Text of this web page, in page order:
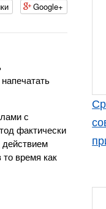
Google+
с
фактически
действием
время как